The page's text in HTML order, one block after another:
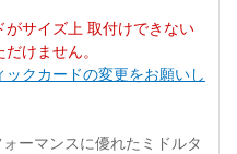
サイズ上 取付けできない
けません。
ックカードの変更をお願いし
ーマンスに優れたミドルタ